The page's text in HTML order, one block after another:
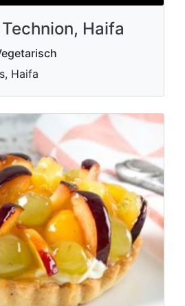
Haifa
Haifa